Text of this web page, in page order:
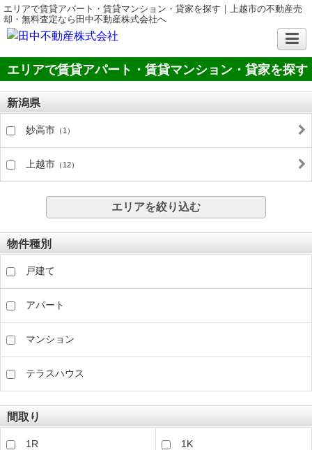
エリアで賃貸アパート・賃貸マンション・貸家を探す｜上越市の不動産売
却・無料査定なら田中不動産株式会社へ
エリアで賃貸アパート・賃貸マンション・貸家を探す
新潟県
妙高市 （1）
上越市 （12）
エリアを絞り込む
物件種別
戸建て
アパート
マンション
テラスハウス
間取り
1R 1K